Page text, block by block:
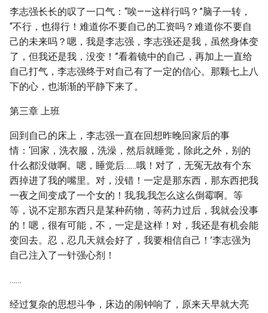
李志强长长的叹了一口气：“唉——这样行吗？”脑子一转，
“不行，也得行！难道你不要自己的工资吗？难道你不要自
己的未来吗？嗯，我是李志强，李志强还是我，虽然身体变
了，但我还是我，没变！”看着镜中的自己，再加上一直给
自己打气，李志强终于对自己有了一定的信心。那颗七上八
下的心，也渐渐的平静下来了。
第三章 上班
回到自己的床上，李志强一直在回想昨晚回家后的事
情：‘回家，洗衣服，洗澡，然后就睡觉，除此之外，别的
什么都没做啊。嗯，睡觉后……哦！对了，无冤无故有个东
西掉进了我的嘴里。对，没错！一定是那东西，那东西把我
一夜之间变成了一个女的！我,我,我怎么这么倒霉啊。等
等，说不定那东西只是某种药物，等药力过后，我就会没事
的！嗯，很有可能，不，一定是这样！对，我还是有机会能
变回去。忍，忍几天就会好了，我要相信自己！’李志强为
自己注入了一针强心剂！
……
经过复杂的思想斗争，床边的闹钟响了，原来天早就大亮